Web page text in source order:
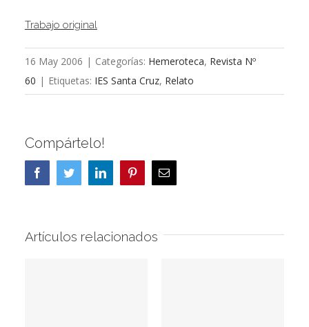
Trabajo original
16 May 2006 | Categorías: Hemeroteca, Revista Nº
60 | Etiquetas: IES Santa Cruz, Relato
Compártelo!
FacebookTwitterLinkedInPinterestCorreo
electrónico
Artículos relacionados